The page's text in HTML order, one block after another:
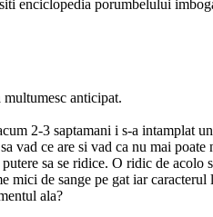
porumbelului
anticipat.
2-3 saptamani i s-a
vad ce are si vad ca nu mai
sa se ridice. O ridic de acolo
de sange pe gat iar
ala?